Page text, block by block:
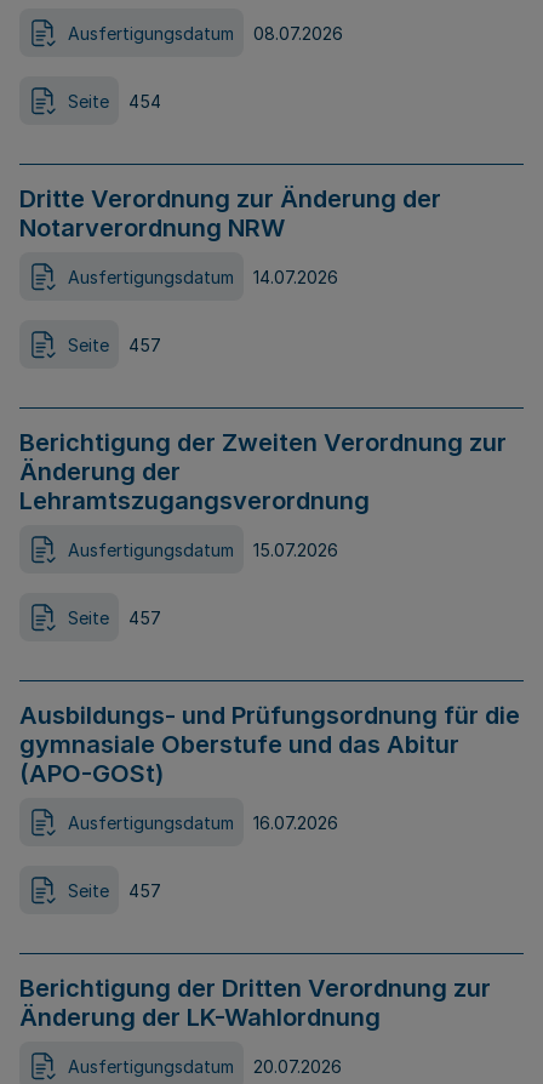
Ausfertigungsdatum 08.07.2026
Seite 454
Dritte Verordnung zur Änderung der
Notarverordnung NRW
Ausfertigungsdatum 14.07.2026
Seite 457
Berichtigung der Zweiten Verordnung zur
Änderung der
Lehramtszugangsverordnung
Ausfertigungsdatum 15.07.2026
Seite 457
Ausbildungs- und Prüfungsordnung für die
gymnasiale Oberstufe und das Abitur
(APO-GOSt)
Ausfertigungsdatum 16.07.2026
Seite 457
Berichtigung der Dritten Verordnung zur
Änderung der LK-Wahlordnung
Ausfertigungsdatum 20.07.2026